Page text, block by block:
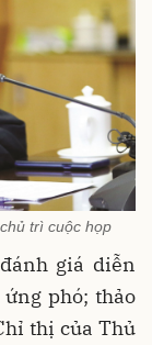
trì cuộc họp
giá diễn
phó; thảo
thị của Thủ